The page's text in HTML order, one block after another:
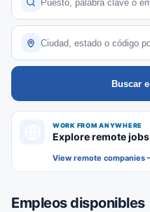
Buscar
WORK FROM ANYWHERE
Explore remote jobs
View remote companies
Empleos disponibles